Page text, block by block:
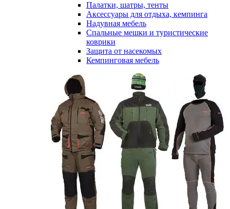
Палатки, шатры, тенты
Аксессуары для отдыха, кемпинга
Надувная мебель
Спальные мешки и туристические
коврики
Защита от насекомых
Кемпинговая мебель